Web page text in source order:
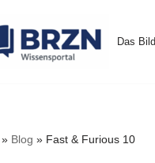
Das
» Blog » Fast & Furious 10